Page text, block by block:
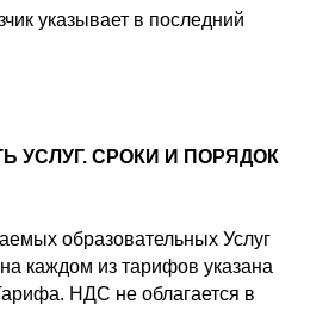
указывает в последний
УСЛУГ. СРОКИ И ПОРЯДОК
образовательных Услуг
каждом из тарифов указана
НДС не облагается в